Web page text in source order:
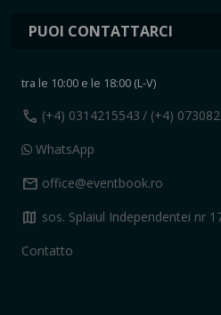
PUOI CONTATTARCI
tra le 10:00 e le 18:00 (L-V)
call (+4) 0314215543 / (+4)
WhatsApp
mail office@eventbook.ro
map sos. Splaiul Independentei nr
Contatto